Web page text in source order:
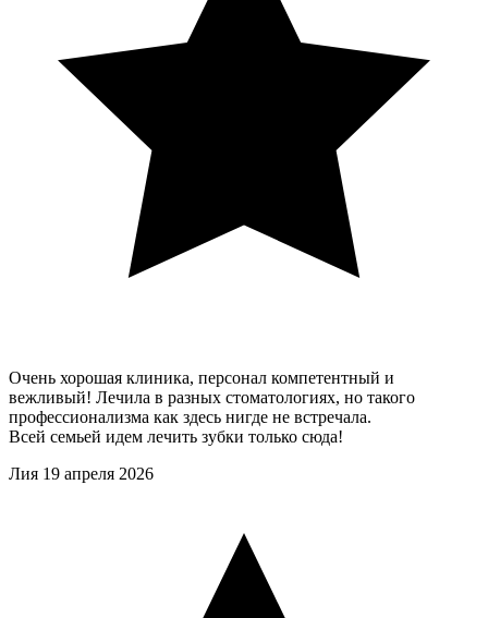
Очень хорошая клиника, персонал компетентный и
вежливый! Лечила в разных стоматологиях, но такого
профессионализма как здесь нигде не встречала.
Всей семьей идем лечить зубки только сюда!
Лия 19 апреля 2026